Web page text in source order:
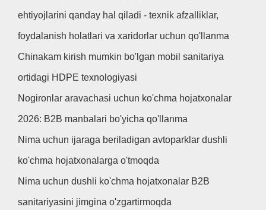
ehtiyojlarini qanday hal qiladi - texnik afzalliklar,
foydalanish holatlari va xaridorlar uchun qo'llanma
Chinakam kirish mumkin bo'lgan mobil sanitariya
ortidagi HDPE texnologiyasi
Nogironlar aravachasi uchun ko'chma hojatxonalar
2026: B2B manbalari bo'yicha qo'llanma
Nima uchun ijaraga beriladigan avtoparklar dushli
ko'chma hojatxonalarga o'tmoqda
Nima uchun dushli ko'chma hojatxonalar B2B
sanitariyasini jimgina o'zgartirmoqda